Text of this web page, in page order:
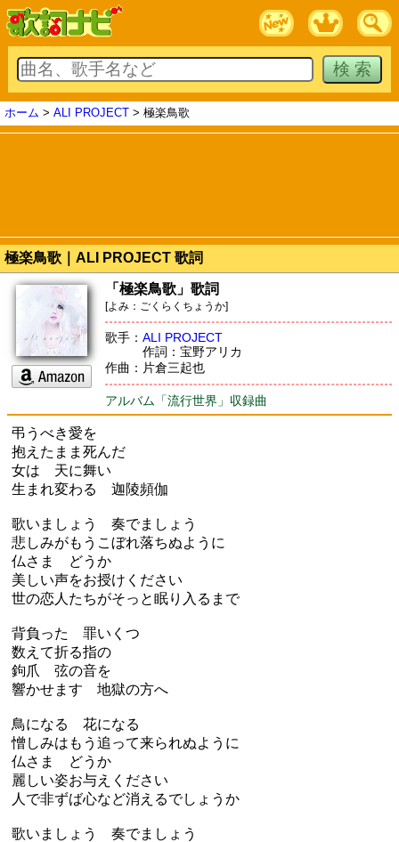
ホーム > ALI PROJECT > 極楽鳥歌
極楽鳥歌｜ALI PROJECT 歌詞
「極楽鳥歌」歌詞
[よみ：ごくらくちょうか]
歌手： ALI PROJECT
作詞：宝野アリカ
作曲：片倉三起也
アルバム「流行世界」収録曲
弔うべき愛を
抱えたまま死んだ
女は 天に舞い
生まれ変わる 迦陵頻伽
歌いましょう 奏でましょう
悲しみがもうこぼれ落ちぬように
仏さま どうか
美しい声をお授けください
世の恋人たちがそっと眠り入るまで
背負った 罪いくつ
数えて折る指の
鉤爪 弦の音を
響かせます 地獄の方へ
鳥になる 花になる
憎しみはもう追って来られぬように
仏さま どうか
麗しい姿お与えください
人で非ずば心など消えるでしょうか
歌いましょう 奏でましょう